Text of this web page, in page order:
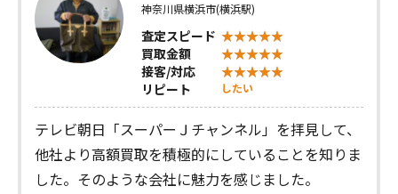
神奈川県横浜市(横浜駅)
査定スピード
買取金額
接客/対応
リピート
したい
テレビ朝日「スーパーＪチャンネル」を拝見して、
他社より高額買取を積極的にしていることを知りま
した。そのような会社に魅力を感じました。